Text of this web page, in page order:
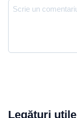
Legături utile